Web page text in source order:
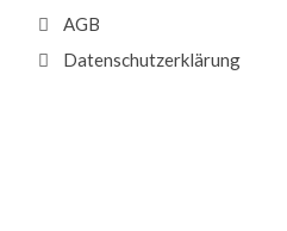
AGB
Datenschutzerklärung